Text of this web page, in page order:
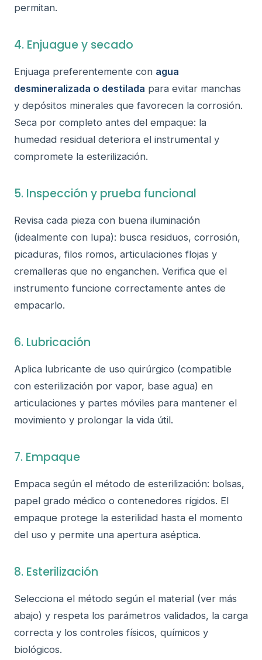
permitan.
4. Enjuague y secado
Enjuaga preferentemente con agua
desmineralizada o destilada para evitar manchas
y depósitos minerales que favorecen la corrosión.
Seca por completo antes del empaque: la
humedad residual deteriora el instrumental y
compromete la esterilización.
5. Inspección y prueba funcional
Revisa cada pieza con buena iluminación
(idealmente con lupa): busca residuos, corrosión,
picaduras, filos romos, articulaciones flojas y
cremalleras que no enganchen. Verifica que el
instrumento funcione correctamente antes de
empacarlo.
6. Lubricación
Aplica lubricante de uso quirúrgico (compatible
con esterilización por vapor, base agua) en
articulaciones y partes móviles para mantener el
movimiento y prolongar la vida útil.
7. Empaque
Empaca según el método de esterilización: bolsas,
papel grado médico o contenedores rígidos. El
empaque protege la esterilidad hasta el momento
del uso y permite una apertura aséptica.
8. Esterilización
Selecciona el método según el material (ver más
abajo) y respeta los parámetros validados, la carga
correcta y los controles físicos, químicos y
biológicos.